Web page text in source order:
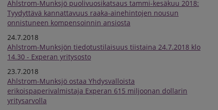
Ahlstrom-Munksjö puolivuosikatsaus tammi-kesäkuu 2018:
Tyydyttävä kannattavuus raaka-ainehintojen nousun
onnistuneen kompensoinnin ansiosta
24.7.2018
Ahlstrom-Munksjön tiedotustilaisuus tiistaina 24.7.2018 klo
14.30 - Experan yritysosto
23.7.2018
Ahlstrom-Munksjö ostaa Yhdysvalloista
erikoispaperivalmistaja Experan 615 miljoonan dollarin
yritysarvolla